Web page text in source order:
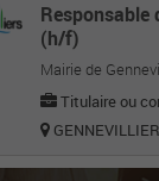
Responsable
(h/f)
Mairie de
Titulaire ou